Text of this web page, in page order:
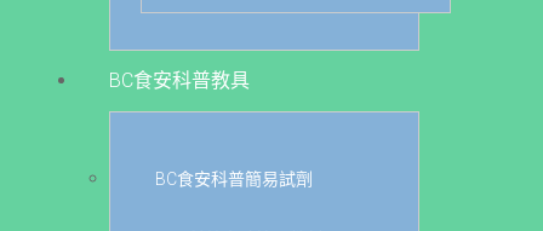
BC食安科普教具
BC食安科普簡易試劑